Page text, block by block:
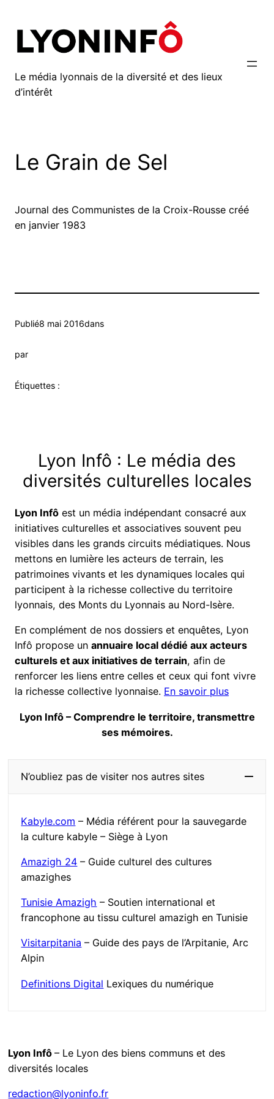
contenu
Le média lyonnais de la diversité et des lieux
d’intérêt
Le Grain de Sel
Journal des Communistes de la Croix-Rousse créé
en janvier 1983
Publié8 mai 2016dans
par
Étiquettes :
Lyon Infô : Le média des
diversités culturelles locales
Lyon Infô est un média indépendant consacré aux
initiatives culturelles et associatives souvent peu
visibles dans les grands circuits médiatiques. Nous
mettons en lumière les acteurs de terrain, les
patrimoines vivants et les dynamiques locales qui
participent à la richesse collective du territoire
lyonnais, des Monts du Lyonnais au Nord-Isère.
En complément de nos dossiers et enquêtes, Lyon
Infô propose un annuaire local dédié aux acteurs
culturels et aux initiatives de terrain, afin de
renforcer les liens entre celles et ceux qui font vivre
la richesse collective lyonnaise. En savoir plus
Lyon Infô – Comprendre le territoire, transmettre
ses mémoires.
N’oubliez pas de visiter nos autres sites
Kabyle.com – Média référent pour la sauvegarde
la culture kabyle – Siège à Lyon
Amazigh 24 – Guide culturel des cultures
amazighes
Tunisie Amazigh – Soutien international et
francophone au tissu culturel amazigh en Tunisie
Visitarpitania – Guide des pays de l’Arpitanie, Arc
Alpin
Definitions Digital Lexiques du numérique
Lyon Infô– Le Lyon des biens communs et des
diversités locales
redaction@lyoninfo.fr